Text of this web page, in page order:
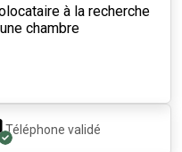
à la recherche
chambre
Téléphone validé